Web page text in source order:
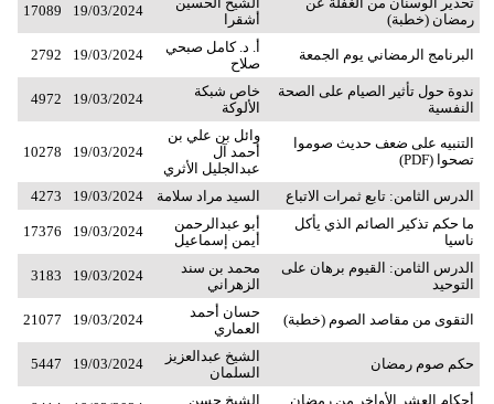
رمضان (خطبة)
أشقرا
19/03/2024
17089
البرنامج الرمضاني يوم الجمعة
أ. د. كامل صبحي
صلاح
19/03/2024
2792
ندوة حول تأثير الصيام على الصحة
النفسية
خاص شبكة
الألوكة
19/03/2024
4972
التنبيه على ضعف حديث صوموا
تصحوا (PDF)
وائل بن علي بن
أحمد آل
عبدالجليل الأثري
19/03/2024
10278
الدرس الثامن: تابع ثمرات الاتباع السيد مراد سلامة 19/03/2024
4273
ما حكم تذكير الصائم الذي يأكل
ناسيا
أبو عبدالرحمن
أيمن إسماعيل
19/03/2024
17376
الدرس الثامن: القيوم برهان على
التوحيد
محمد بن سند
الزهراني
19/03/2024
3183
التقوى من مقاصد الصوم (خطبة)
حسان أحمد
العماري
19/03/2024
21077
حكم صوم رمضان
الشيخ عبدالعزيز
السلمان
19/03/2024
5447
أحكام العشر الأواخر من رمضان الشيخ حسن